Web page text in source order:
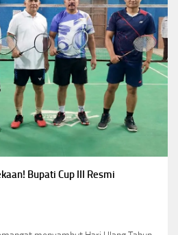
Bupati Cup III Resmi